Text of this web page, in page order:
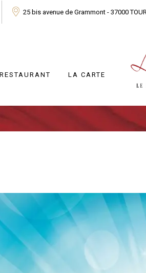
25 bis avenue de Grammont - 37000
LA CARTE